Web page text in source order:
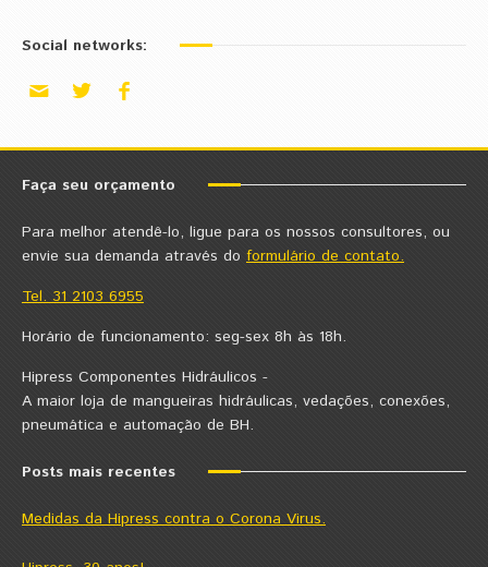
Social networks:
Faça seu orçamento
Para melhor atendê-lo, ligue para os nossos consultores, ou
envie sua demanda através do formulário de contato.
Tel. 31 2103 6955
Horário de funcionamento: seg-sex 8h às 18h.
Hipress Componentes Hidráulicos -
A maior loja de mangueiras hidráulicas, vedações, conexões,
pneumática e automação de BH.
Posts mais recentes
Medidas da Hipress contra o Corona Virus.